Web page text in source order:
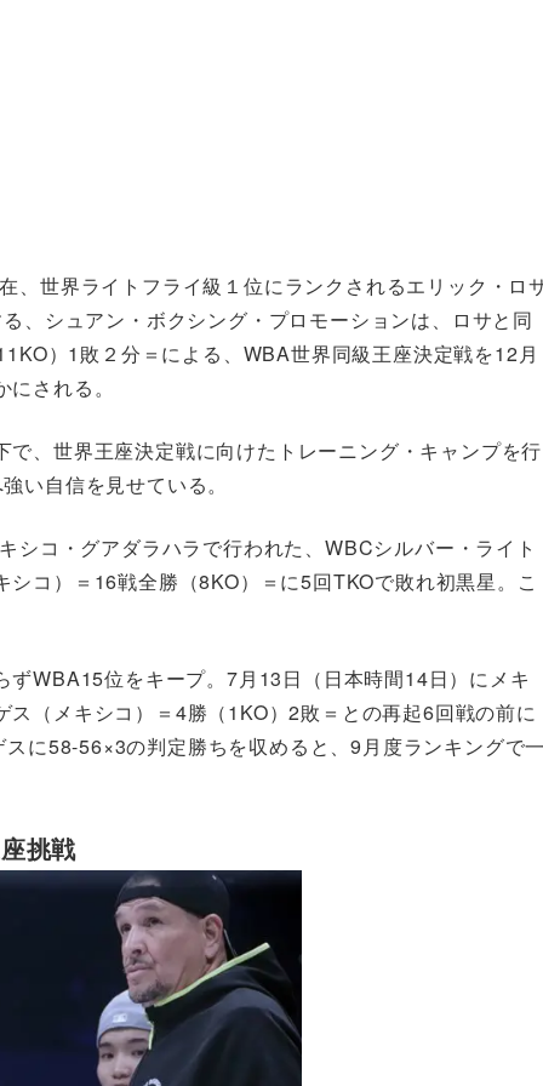
、世界ライトフライ級１位にランクされるエリック・ロ
、シュアン・ボクシング・プロモーションは、ロサと同
）1敗２分＝による、WBA世界同級王座決定戦を12月
される。
、世界王座決定戦に向けたトレーニング・キャンプを行
い自信を見せている。
コ・グアダラハラで行われた、WBCシルバー・ライト
コ）＝16戦全勝（8KO）＝に5回TKOで敗れ初黒星。こ
WBA15位をキープ。7月13日（日本時間14日）にメキ
（メキシコ）＝4勝（1KO）2敗＝との再起6回戦の前に
に58-56×3の判定勝ちを収めると、9月度ランキングで
挑戦